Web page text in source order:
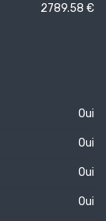
2789.58 €
Oui
Oui
Oui
Oui